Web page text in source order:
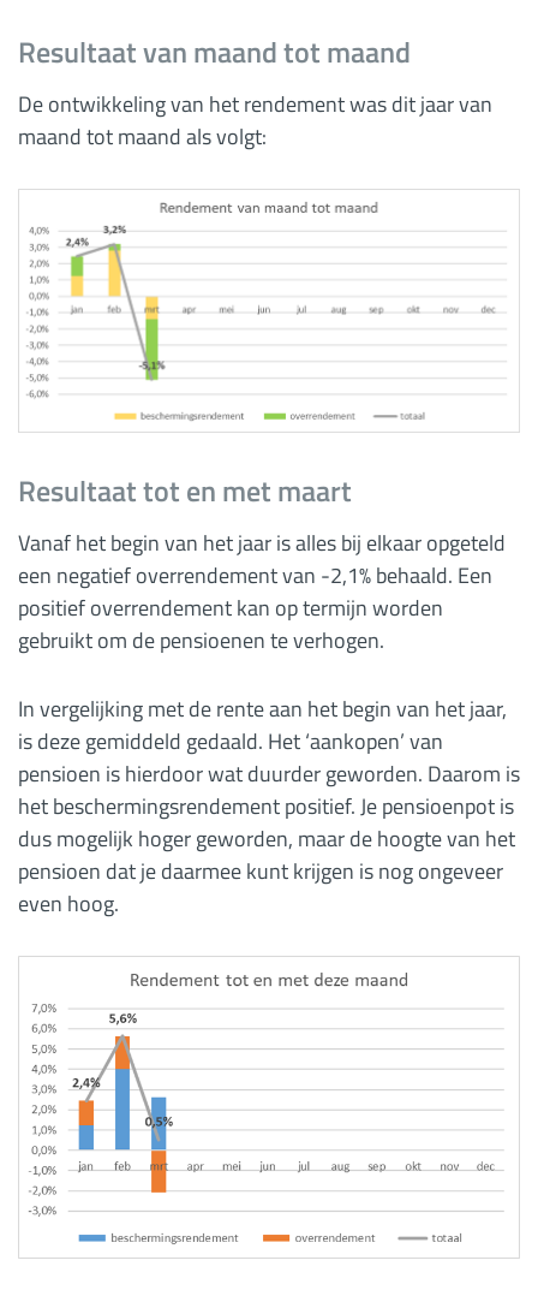
Resultaat van maand tot maand
De ontwikkeling van het rendement was dit jaar van
maand tot maand als volgt:
Resultaat tot en met maart
Vanaf het begin van het jaar is alles bij elkaar opgeteld
een negatief overrendement van -2,1% behaald. Een
positief overrendement kan op termijn worden
gebruikt om de pensioenen te verhogen.
In vergelijking met de rente aan het begin van het jaar,
is deze gemiddeld gedaald. Het ‘aankopen’ van
pensioen is hierdoor wat duurder geworden. Daarom is
het beschermingsrendement positief. Je pensioenpot is
dus mogelijk hoger geworden, maar de hoogte van het
pensioen dat je daarmee kunt krijgen is nog ongeveer
even hoog.